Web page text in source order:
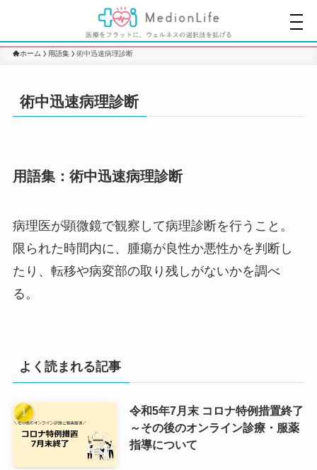
ホーム 用語集 術中迅速病理診断
術中迅速病理診断
用語集：術中迅速病理診断
病理医が顕微鏡で観察して病理診断を行うこと。
限られた時間内に、腫瘍が良性か悪性かを判断し
たり、転移や病変部の取り残しがないかを調べ
る。
よく読まれる記事
令和5年7月末 コロナ特例措置終了
～その後のオンライン診療・服薬
指導について